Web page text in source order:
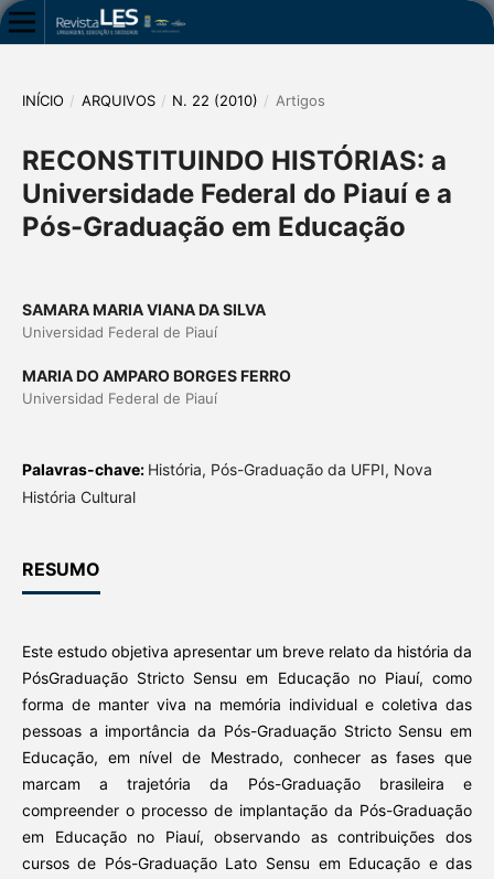
INÍCIO / ARQUIVOS / N. 22 (2010) / Artigos
RECONSTITUINDO HISTÓRIAS: a
Universidade Federal do Piauí e a
Pós-Graduação em Educação
SAMARA MARIA VIANA DA SILVA
Universidad Federal de Piauí
MARIA DO AMPARO BORGES FERRO
Universidad Federal de Piauí
Palavras-chave: História, Pós-Graduação da UFPI, Nova
História Cultural
RESUMO
Este estudo objetiva apresentar um breve relato da história da
PósGraduação Stricto Sensu em Educação no Piauí, como
forma de manter viva na memória individual e coletiva das
pessoas a importância da Pós-Graduação Stricto Sensu em
Educação, em nível de Mestrado, conhecer as fases que
marcam a trajetória da Pós-Graduação brasileira e
compreender o processo de implantação da Pós-Graduação
em Educação no Piauí, observando as contribuições dos
cursos de Pós-Graduação Lato Sensu em Educação e das